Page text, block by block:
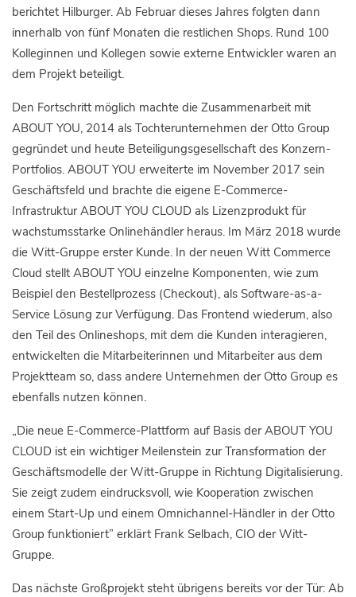
berichtet Hilburger. Ab Februar dieses Jahres folgten dann
innerhalb von fünf Monaten die restlichen Shops. Rund 100
Kolleginnen und Kollegen sowie externe Entwickler waren an
dem Projekt beteiligt.
Den Fortschritt möglich machte die Zusammenarbeit mit
ABOUT YOU, 2014 als Tochterunternehmen der Otto Group
gegründet und heute Beteiligungsgesellschaft des Konzern-
Portfolios. ABOUT YOU erweiterte im November 2017 sein
Geschäftsfeld und brachte die eigene E-Commerce-
Infrastruktur ABOUT YOU CLOUD als Lizenzprodukt für
wachstumsstarke Onlinehändler heraus. Im März 2018 wurde
die Witt-Gruppe erster Kunde. In der neuen Witt Commerce
Cloud stellt ABOUT YOU einzelne Komponenten, wie zum
Beispiel den Bestellprozess (Checkout), als Software-as-a-
Service Lösung zur Verfügung. Das Frontend wiederum, also
den Teil des Onlineshops, mit dem die Kunden interagieren,
entwickelten die Mitarbeiterinnen und Mitarbeiter aus dem
Projektteam so, dass andere Unternehmen der Otto Group es
ebenfalls nutzen können.
„Die neue E-Commerce-Plattform auf Basis der ABOUT YOU
CLOUD ist ein wichtiger Meilenstein zur Transformation der
Geschäftsmodelle der Witt-Gruppe in Richtung Digitalisierung.
Sie zeigt zudem eindrucksvoll, wie Kooperation zwischen
einem Start-Up und einem Omnichannel-Händler in der Otto
Group funktioniert” erklärt Frank Selbach, CIO der Witt-
Gruppe.
Das nächste Großprojekt steht übrigens bereits vor der Tür: Ab